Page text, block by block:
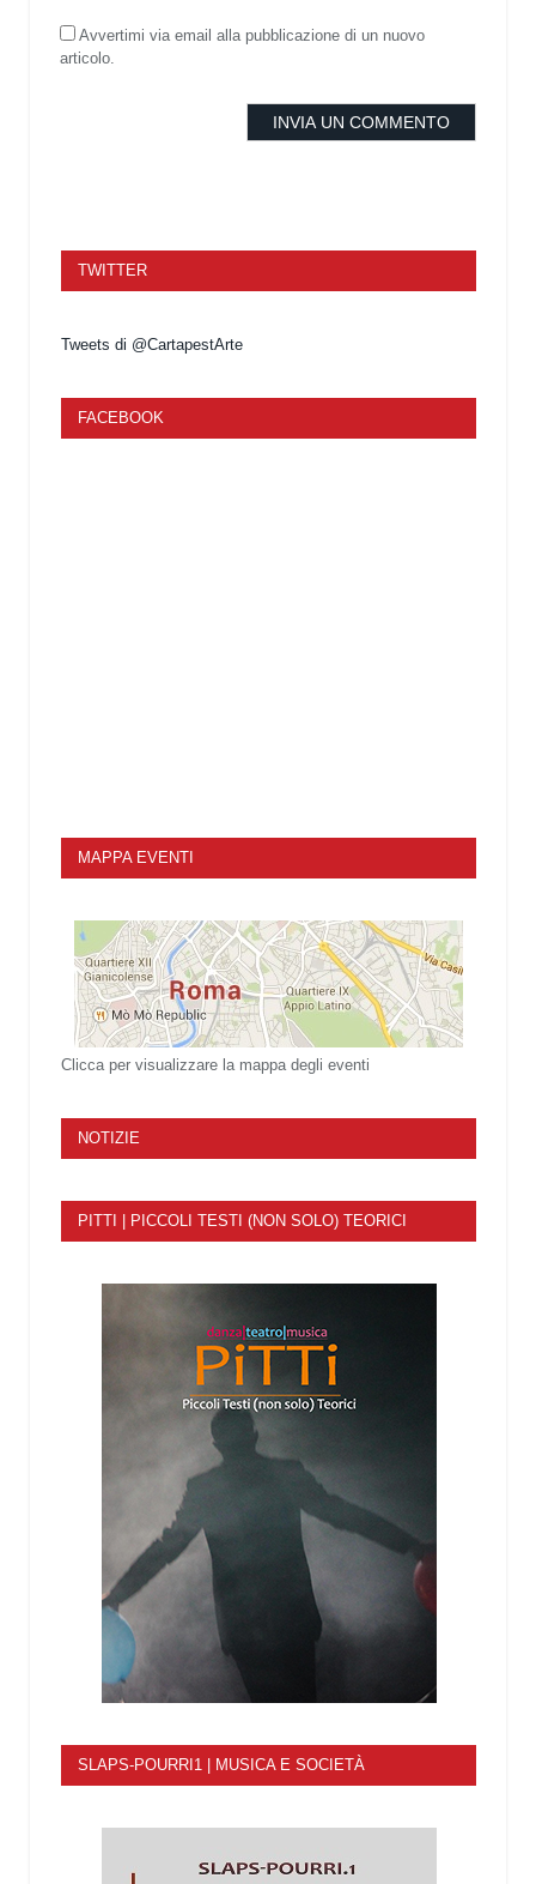
Avvertimi via email alla pubblicazione di un nuovo
articolo.
TWITTER
Tweets di @CartapestArte
FACEBOOK
MAPPA EVENTI
Clicca per visualizzare la mappa degli eventi
NOTIZIE
PITTI | PICCOLI TESTI (NON SOLO) TEORICI
SLAPS-POURRI1 | MUSICA E SOCIETÀ